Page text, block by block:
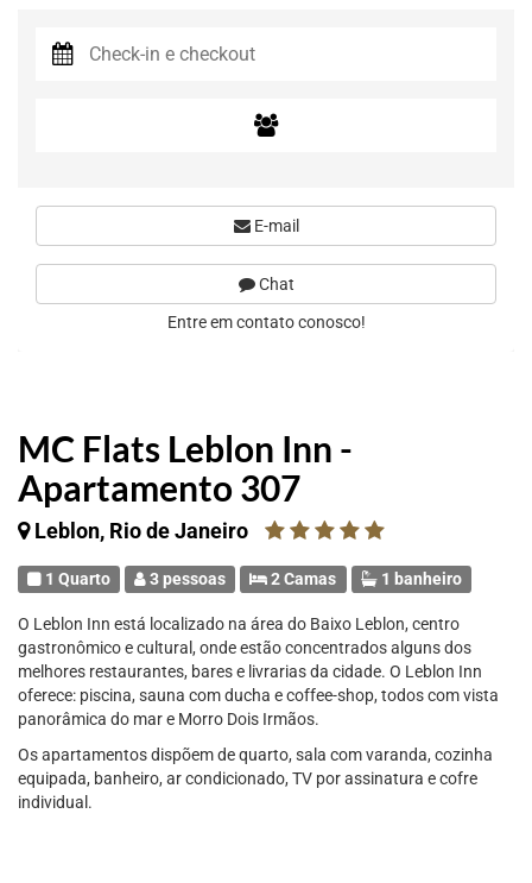
MC Flats Leblon Inn -
Apartamento 307
Leblon, Rio de Janeiro
1 Quarto 3 pessoas 2 Camas 1 banheiro
O Leblon Inn está localizado na área do Baixo Leblon, centro
gastronômico e cultural, onde estão concentrados alguns dos
melhores restaurantes, bares e livrarias da cidade. O Leblon Inn
oferece: piscina, sauna com ducha e coffee-shop, todos com vista
panorâmica do mar e Morro Dois Irmãos.
Os apartamentos dispõem de quarto, sala com varanda, cozinha
equipada, banheiro, ar condicionado, TV por assinatura e cofre
individual.
E-mail
Chat
Entre em contato conosco!